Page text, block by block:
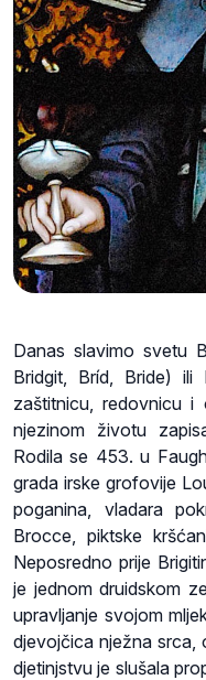
Danas slavimo svetu
Bridgit, Bríd, Bride) ili
zaštitnicu, redovnicu i
njezinom životu
Rodila se 453. u
grada irske grofovije
poganina, vladara
Brocce, piktske
Neposredno prije
je jednom druidskom
upravljanje svojom
djevojčica nježna srca,
djetinjstvu je slušala